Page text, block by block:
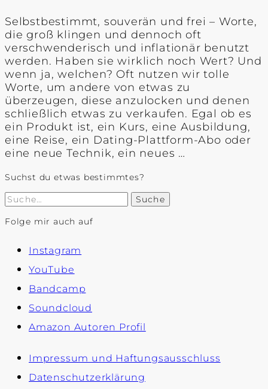
Selbstbestimmt, souverän und frei – Worte,
die groß klingen und dennoch oft
verschwenderisch und inflationär benutzt
werden. Haben sie wirklich noch Wert? Und
wenn ja, welchen? Oft nutzen wir tolle
Worte, um andere von etwas zu
überzeugen, diese anzulocken und denen
schließlich etwas zu verkaufen. Egal ob es
ein Produkt ist, ein Kurs, eine Ausbildung,
eine Reise, ein Dating-Plattform-Abo oder
eine neue Technik, ein neues …
Suchst du etwas bestimmtes?
Suche
Folge mir auch auf
Instagram
YouTube
Bandcamp
Soundcloud
Amazon Autoren Profil
Impressum und Haftungsausschluss
Datenschutzerklärung